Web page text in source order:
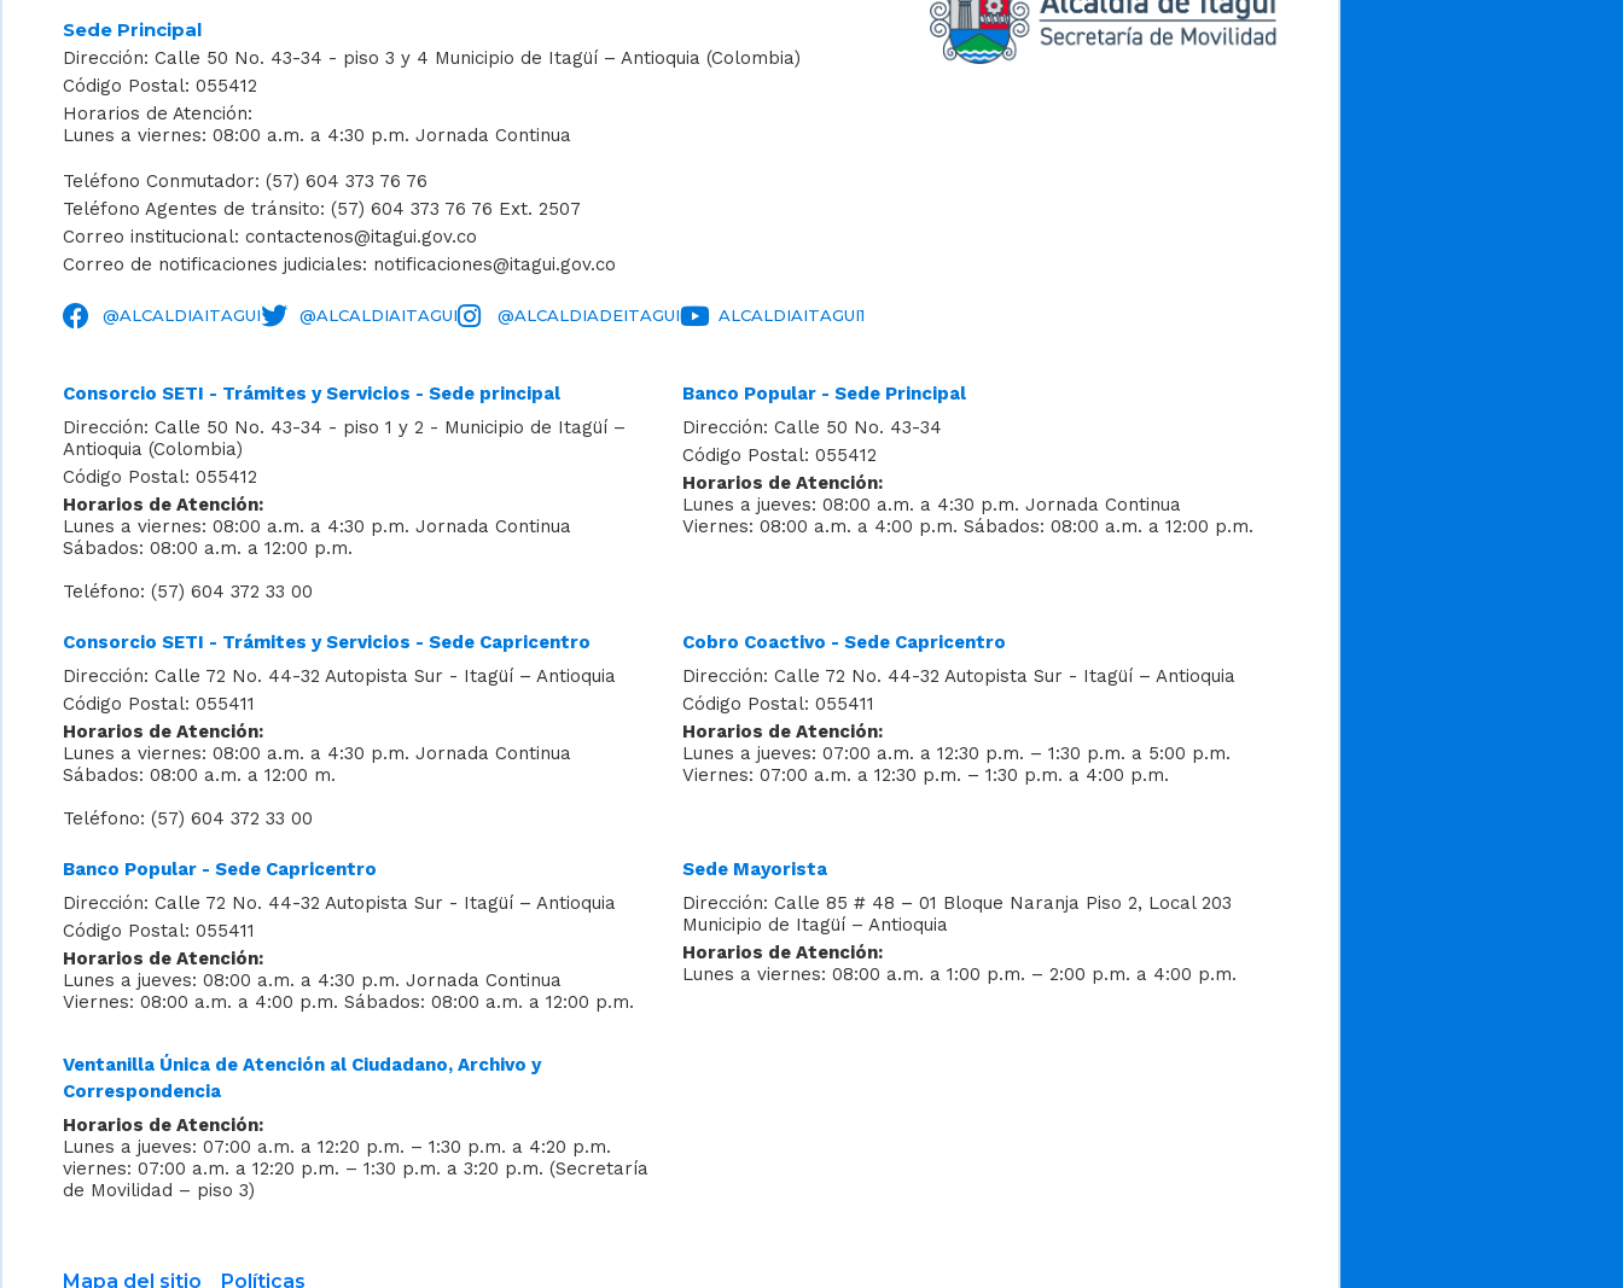
Sede Principal
Dirección: Calle 50 No. 43-34 - piso 3 y 4 Municipio de Itagüí – Antioquia (Colombia)
Código Postal: 055412
Horarios de Atención:
Lunes a viernes: 08:00 a.m. a 4:30 p.m. Jornada Continua
Teléfono Conmutador: (57) 604 373 76 76
Teléfono Agentes de tránsito: (57) 604 373 76 76 Ext. 2507
Correo institucional: contactenos@itagui.gov.co
Correo de notificaciones judiciales: notificaciones@itagui.gov.co
@ALCALDIAITAGUI @ALCALDIAITAGUI @ALCALDIADEITAGUI ALCALDIAITAGUI1
Consorcio SETI - Trámites y Servicios - Sede principal
Dirección: Calle 50 No. 43-34 - piso 1 y 2 - Municipio de Itagüí –
Antioquia (Colombia)
Código Postal: 055412
Horarios de Atención:
Lunes a viernes: 08:00 a.m. a 4:30 p.m. Jornada Continua
Sábados: 08:00 a.m. a 12:00 p.m.
Teléfono: (57) 604 372 33 00
Banco Popular - Sede Principal
Dirección: Calle 50 No. 43-34
Código Postal: 055412
Horarios de Atención:
Lunes a jueves: 08:00 a.m. a 4:30 p.m. Jornada Continua
Viernes: 08:00 a.m. a 4:00 p.m. Sábados: 08:00 a.m. a 12:00 p.m.
Consorcio SETI - Trámites y Servicios - Sede Capricentro
Dirección: Calle 72 No. 44-32 Autopista Sur - Itagüí – Antioquia
Código Postal: 055411
Horarios de Atención:
Lunes a viernes: 08:00 a.m. a 4:30 p.m. Jornada Continua
Sábados: 08:00 a.m. a 12:00 m.
Teléfono: (57) 604 372 33 00
Cobro Coactivo - Sede Capricentro
Dirección: Calle 72 No. 44-32 Autopista Sur - Itagüí – Antioquia
Código Postal: 055411
Horarios de Atención:
Lunes a jueves: 07:00 a.m. a 12:30 p.m. – 1:30 p.m. a 5:00 p.m.
Viernes: 07:00 a.m. a 12:30 p.m. – 1:30 p.m. a 4:00 p.m.
Banco Popular - Sede Capricentro
Dirección: Calle 72 No. 44-32 Autopista Sur - Itagüí – Antioquia
Código Postal: 055411
Horarios de Atención:
Lunes a jueves: 08:00 a.m. a 4:30 p.m. Jornada Continua
Viernes: 08:00 a.m. a 4:00 p.m. Sábados: 08:00 a.m. a 12:00 p.m.
Sede Mayorista
Dirección: Calle 85 # 48 – 01 Bloque Naranja Piso 2, Local 203
Municipio de Itagüí – Antioquia
Horarios de Atención:
Lunes a viernes: 08:00 a.m. a 1:00 p.m. – 2:00 p.m. a 4:00 p.m.
Ventanilla Única de Atención al Ciudadano, Archivo y
Correspondencia
Horarios de Atención:
Lunes a jueves: 07:00 a.m. a 12:20 p.m. – 1:30 p.m. a 4:20 p.m.
viernes: 07:00 a.m. a 12:20 p.m. – 1:30 p.m. a 3:20 p.m. (Secretaría
de Movilidad – piso 3)
Mapa del sitio Políticas